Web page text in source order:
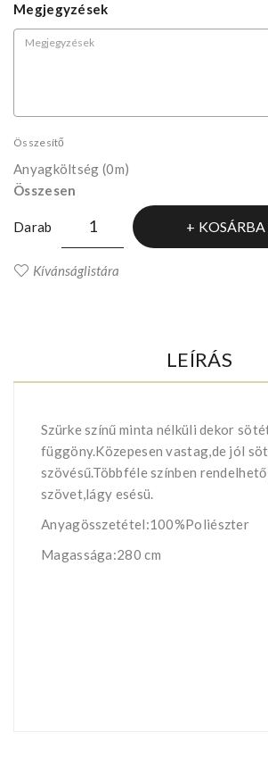
Megjegyzések
Összesítő
Anyagköltség (0m)
Összesen
Darab KOSÁRBA
Kívánságlistára
LEÍRÁS
Szürke színű minta nélküli dekor
függöny.Közepesen vastag,de jól
szövésű.Többféle színben
szövet,lágy esésü.
Anyagösszetétel:100%Poliészter
Magassága:280 cm